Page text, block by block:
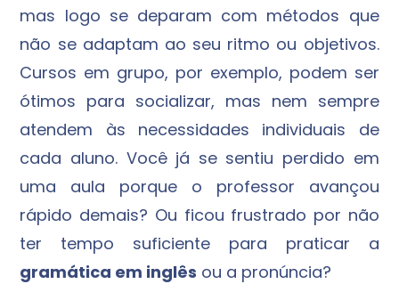
mas logo se deparam com métodos que
não se adaptam ao seu ritmo ou objetivos.
Cursos em grupo, por exemplo, podem ser
ótimos para socializar, mas nem sempre
atendem às necessidades individuais de
cada aluno. Você já se sentiu perdido em
uma aula porque o professor avançou
rápido demais? Ou ficou frustrado por não
ter tempo suficiente para praticar a
gramática em inglês ou a pronúncia?